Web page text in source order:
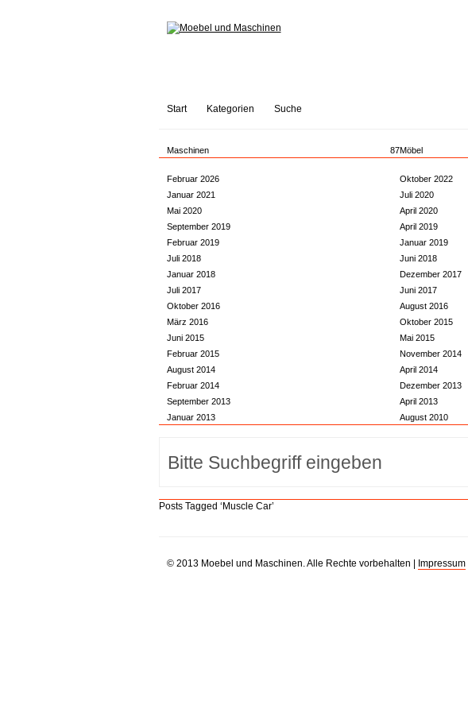
Start Kategorien Suche
Maschinen 87Möbel
Februar 2026 Oktober 2022
Januar 2021
Juli 2020
Mai 2020
April 2020
September 2019
April 2019
Februar 2019
Januar 2019
Juli 2018
Juni 2018
Januar 2018
Dezember 2017
Juli 2017
Juni 2017
Oktober 2016
August 2016
März 2016
Oktober 2015
Juni 2015
Mai 2015
Februar 2015
November 2014
August 2014
April 2014
Februar 2014
Dezember 2013
September 2013
April 2013
Januar 2013
August 2010
Posts Tagged ‘Muscle Car’
© 2013 Moebel und Maschinen. Alle Rechte vorbehalten | Impressum|